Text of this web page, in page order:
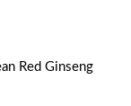
Red Ginseng